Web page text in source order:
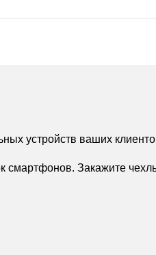
устройств ваших
Закажите